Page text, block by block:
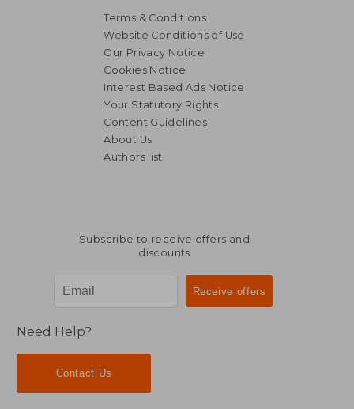
Terms & Conditions
Website Conditions of Use
Our Privacy Notice
Cookies Notice
Interest Based Ads Notice
Your Statutory Rights
Content Guidelines
About Us
Authors list
Subscribe to receive offers and
discounts
Need Help?
Contact Us